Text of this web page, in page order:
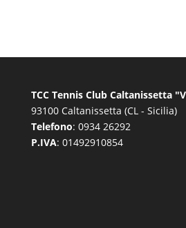
TCC Tennis Club Caltanissetta
93100 Caltanissetta (CL - Sicilia)
Telefono: 0934 26292
P.IVA: 01492910854